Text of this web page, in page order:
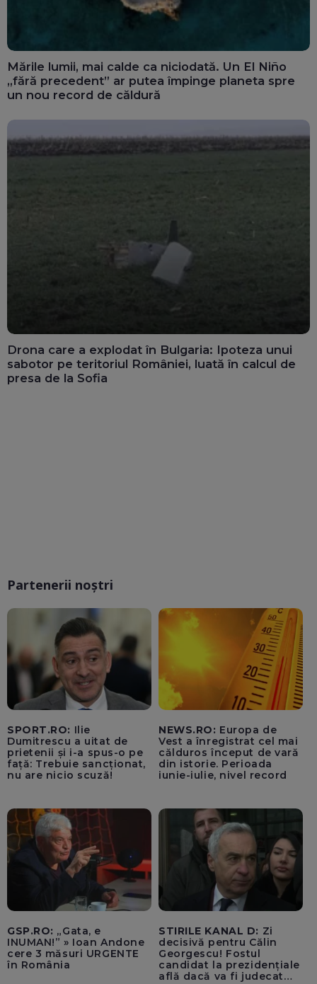
Mările lumii, mai calde ca niciodată. Un El Niño
„fără precedent” ar putea împinge planeta spre
un nou record de căldură
Drona care a explodat în Bulgaria: Ipoteza unui
sabotor pe teritoriul României, luată în calcul de
presa de la Sofia
Partenerii noștri
SPORT.RO: Ilie
Dumitrescu a uitat de
prietenii și i-a spus-o pe
față: Trebuie sancționat,
nu are nicio scuză!
NEWS.RO: Europa de
Vest a înregistrat cel mai
călduros început de vară
din istorie. Perioada
iunie-iulie, nivel record
GSP.RO: „Gata, e
INUMAN!” » Ioan Andone
cere 3 măsuri URGENTE
în România
STIRILE KANAL D: Zi
decisivă pentru Călin
Georgescu! Fostul
candidat la prezidențiale
află dacă va fi judecat